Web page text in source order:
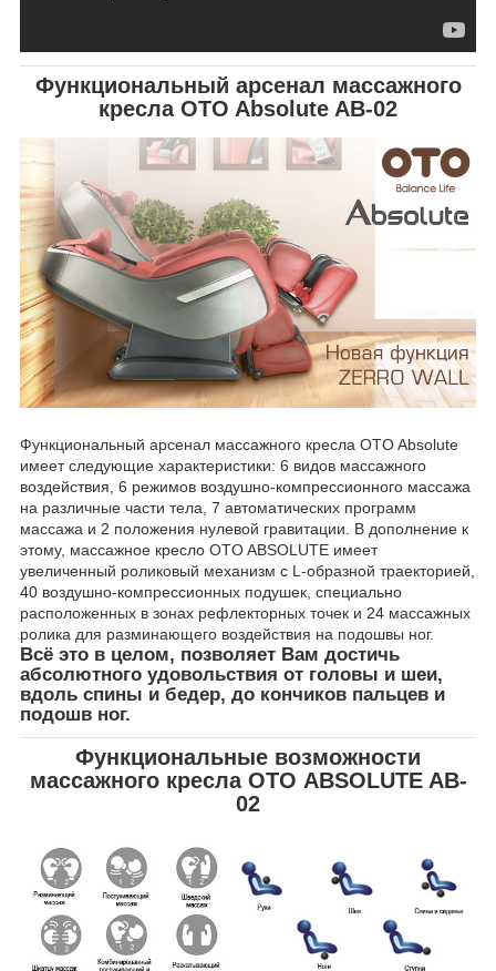
Функциональный арсенал массажного
кресла OTO Absolute AB-02
Функциональный арсенал массажного кресла OTO Absolute
имеет следующие характеристики: 6 видов массажного
воздействия, 6 режимов воздушно-компрессионного массажа
на различные части тела, 7 автоматических программ
массажа и 2 положения нулевой гравитации. В дополнение к
этому, массажное кресло OTO ABSOLUTE имеет
увеличенный роликовый механизм с L-образной траекторией,
40 воздушно-компрессионных подушек, специально
расположенных в зонах рефлекторных точек и 24 массажных
ролика для разминающего воздействия на подошвы ног.
Всё это в целом, позволяет Вам достичь
абсолютного удовольствия от головы и шеи,
вдоль спины и бедер, до кончиков пальцев и
подошв ног.
Функциональные возможности
массажного кресла ОТО ABSOLUTE AB-
02